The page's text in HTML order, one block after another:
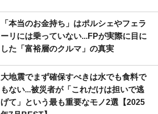
「本当のお金持ち」はポルシェやフェラ
ーリには乗っていない...FPが実際に目に
した「富裕層のクルマ」の真実
大地震でまず確保すべきは水でも食料で
もない...被災者が「これだけは担いで逃
げて」という最も重要なモノ2選【2025